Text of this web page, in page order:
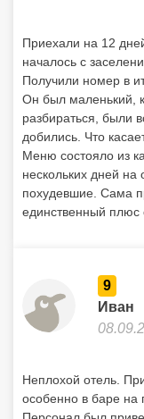
Приехали на 12
началось с
Получили номер в
Он был маленький,
разбираться, были
добились. Что
Меню состояло из
нескольких дней
похудевшие. Сама
единственный плюс
9
Иван
Неплохой отель.
особенно в баре на